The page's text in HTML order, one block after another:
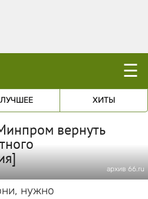
☰
ЛУЧШЕЕ ХИТЫ
вернуть
архив 66.ru
нужно